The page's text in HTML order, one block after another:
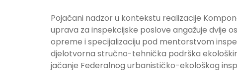
Pojačani nadzor u kontekstu realizacije
uprava za inspekcijske poslove angažuje dvije
opreme i specijalizaciju pod mentorstvom
djelotvorna stručno-tehnička podrška
jačanje Federalnog urbanističko-ekološkog